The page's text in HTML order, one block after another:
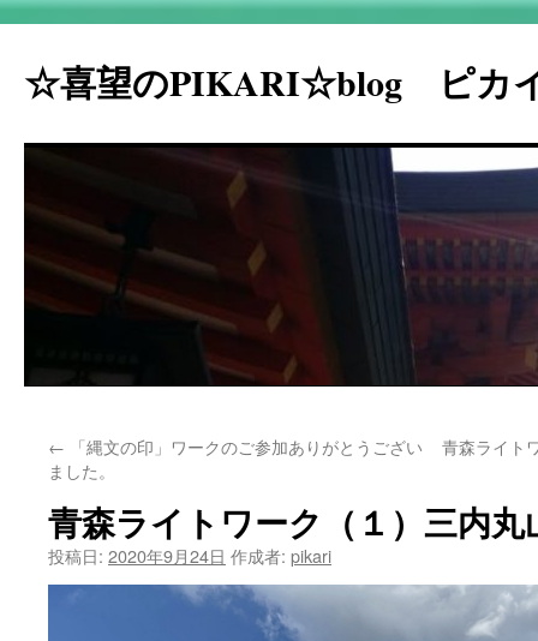
☆喜望のPIKARI☆blog ピ
ン
ン
ツ
← 「縄文の印」ワークのご参加ありがとうござい
ました。
青森ライト
青森ライトワーク（１）三内丸
投稿日: 2020年9月24日 作成者: pikari